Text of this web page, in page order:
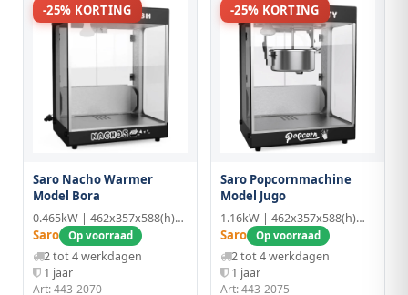
-25% KORTING
Saro Nacho Warmer
Model Bora
0.465kW | 462x357x588(h)mm
Saro Op voorraad
2 tot 4 werkdagen
1 jaar
Art: 443-2070
-25% KORTING
Saro Popcornmachine
Model Jugo
1.16kW | 462x357x588(h)mm
Saro Op voorraad
2 tot 4 werkdagen
1 jaar
Art: 443-2075